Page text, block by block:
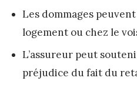
Les dommages peuvent
logement ou chez le
L’assureur peut
préjudice du fait du